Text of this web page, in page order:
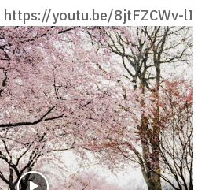
https://youtu.be/8jtFZCWv-lI